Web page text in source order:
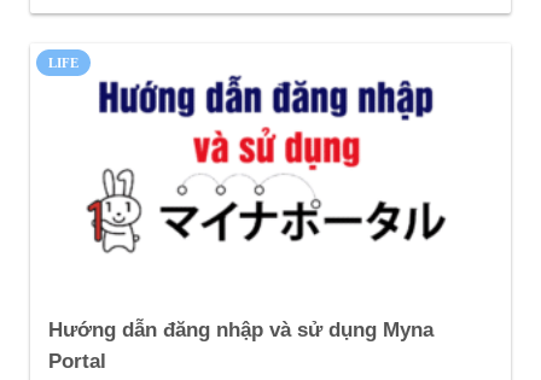
LIFE
Hướng dẫn đăng nhập và sử dụng Myna
Portal